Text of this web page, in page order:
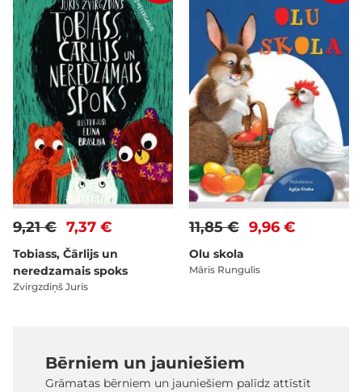
7,37 €
9,21 €
Tobiass, Čārlijs un
neredzamais spoks
Zvirgzdiņš Juris
9,96 €
11,85 €
Olu skola
Māris Rungulis
Bērniem un jauniešiem
Grāmatas bērniem un jauniešiem palīdz attīstīt